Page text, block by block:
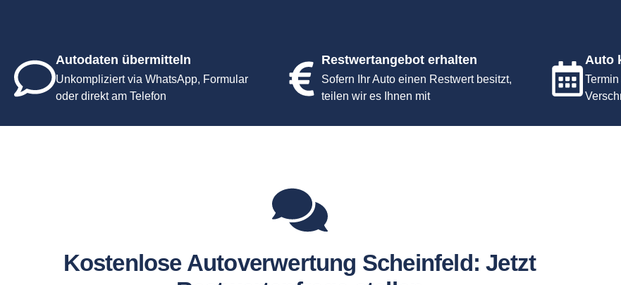
Autodaten übermitteln
Unkompliziert via WhatsApp, Formular
oder direkt am Telefon
Restwertangebot erhalten
Sofern Ihr Auto einen Restwert besitzt,
teilen wir es Ihnen mit
Auto
Kostenlose Autoverwertung Scheinfeld: Jetzt